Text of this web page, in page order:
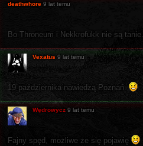
deathwhore 9 lat temu
Bo Throneum i Nekkrofukk nie są tanie.
Vexatus 9 lat temu
19 października nawiedzą Poznań.
Wędrowycz 9 lat temu
Fajny spęd, możliwe że się pojawię